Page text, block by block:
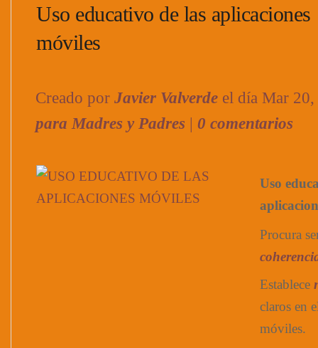
Uso educativo de las aplicaciones
móviles
Creado por Javier Valverde el día Mar
para Madres y Padres | 0 comentarios
Uso
Procura
Establece
claros en
móviles.